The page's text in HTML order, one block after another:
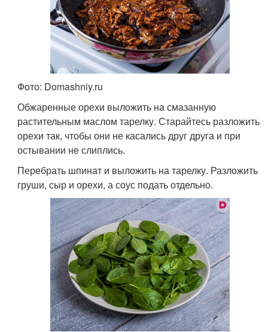
Фото: Domashniy.ru
Обжаренные орехи выложить на смазанную
растительным маслом тарелку. Старайтесь разложить
орехи так, чтобы они не касались друг друга и при
остывании не слиплись.
Перебрать шпинат и выложить на тарелку. Разложить
груши, сыр и орехи, а соус подать отдельно.